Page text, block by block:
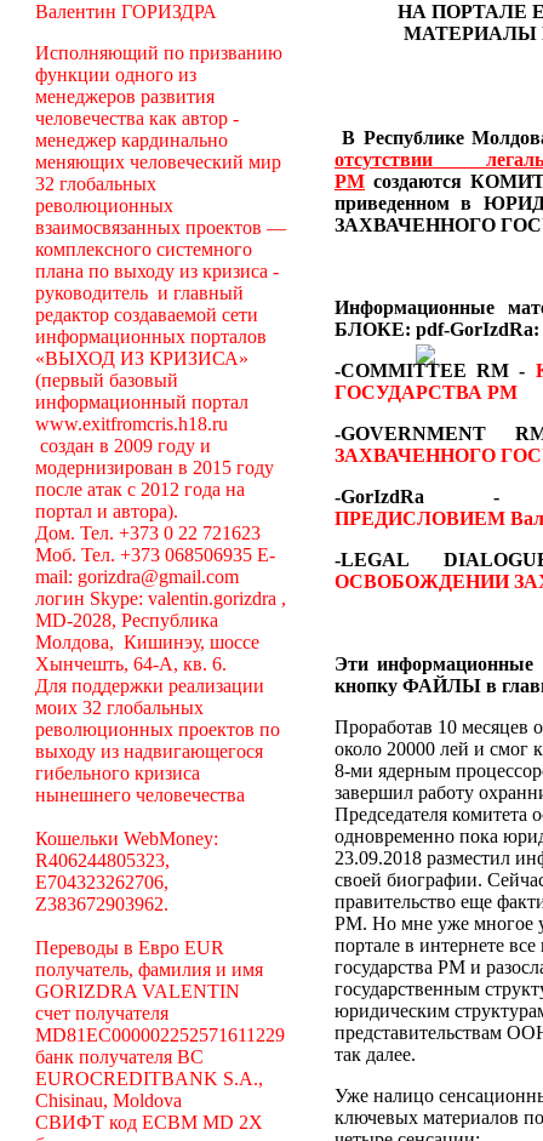
Валентин ГОРИЗДРА
Исполняющий по призванию
функции одного из
менеджеров развития
человечества как автор -
менеджер кардинально
меняющих человеческий мир
32 глобальных
революционных
взаимосвязанных проектов —
комплексного системного
плана по выходу из кризиса -
руководитель и главный
редактор создаваемой сети
информационных порталов
«ВЫХОД ИЗ КРИЗИСА»
(первый базовый
информационный портал
www.exitfromcris.h18.ru
создан в 2009 году и
модернизирован в 2015 году
после атак с 2012 года на
портал и автора).
Дом. Тел. +373 0 22 721623
Моб. Тел. +373 068506935 E-
mail: gorizdra@gmail.com
логин Skype: valentin.gorizdra ,
MD-2028, Республика
Молдова, Кишинэу, шоссе
Хынчешть, 64-А, кв. 6.
Для поддержки реализации
моих 32 глобальных
революционных проектов по
выходу из надвигающегося
гибельного кризиса
нынешнего человечества
Кошельки WebMoney:
R406244805323,
E704323262706,
Z383672903962.
Переводы в Евро EUR
получатель, фамилия и имя
GORIZDRA VALENTIN
счет получателя
MD81EC000002252571611229
банк получателя BC
EUROCREDITBANK S.A.,
Chisinau, Moldova
СВИФТ код ECBM MD 2X
НА ПОРТАЛЕ
МАТЕРИАЛЫ
В Республике
отсутствии
РМ создаются
приведенном в
ЗАХВАЧЕННОГО
Информационные
БЛОКЕ: pdf-GorIzdRa:
-COMMITTEE RM -
ГОСУДАРСТВА РМ
-
ЗАХВАЧЕННОГО
-
ПРЕДИСЛОВИЕМ
-LEGAL
ОСВОБОЖДЕНИИ
Эти информационные
кнопку ФАЙЛЫ в
Проработав 10 месяцев
около 20000 лей и смог
8-ми ядерным
завершил работу
Председателя комитета
одновременно пока
23.09.2018 разместил
своей биографии.
правительство еще
РМ. Но мне уже многое
портале в интернете
государства РМ и
государственным
юридическим
представительствам
так далее.
Уже налицо
ключевых материалов